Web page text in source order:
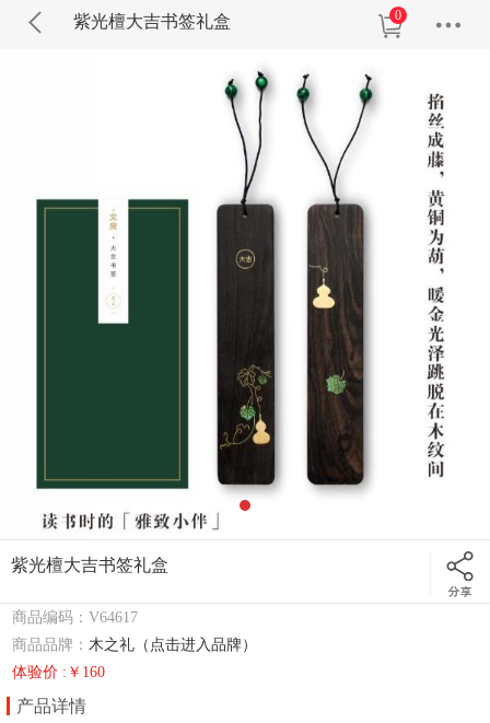
紫光檀大吉书签礼盒 0
紫光檀大吉书签礼盒
商品编码：V64617
商品品牌： 木之礼（点击进入品牌）
体验价 :￥160
产品详情